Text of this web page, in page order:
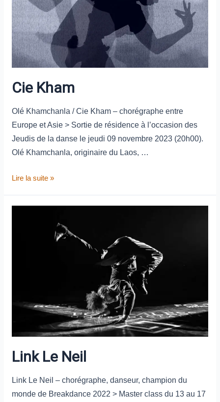
Cie Kham
Olé Khamchanla / Cie Kham – chorégraphe entre
Europe et Asie > Sortie de résidence à l’occasion des
Jeudis de la danse le jeudi 09 novembre 2023 (20h00).
Olé Khamchanla, originaire du Laos, …
Lire la suite »
Link Le Neil
Link Le Neil – chorégraphe, danseur, champion du
monde de Breakdance 2022 > Master class du 13 au 17